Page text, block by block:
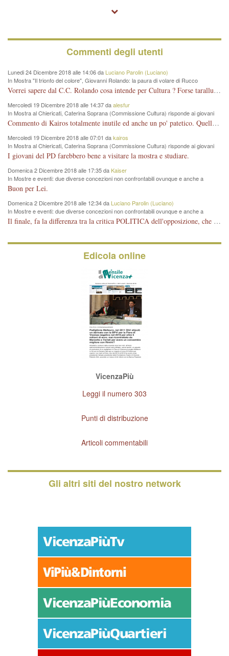
Commenti degli utenti
Lunedi 24 Dicembre 2018 alle 14:06 da Luciano Parolin (Luciano)
In Mostra "Il trionfo del colore", Giovanni Rolando: la paura di volare di Rucco
Vorrei sapere dal C.C. Rolando cosa intende per Cultura ? Forse tarallucci, vino e sagre, o spaghetti tricolori del PD ? Il continuo (s)parlare della mostra a Palazzo Chiericati caro consigliere DANNEGGIA FORTEMENTE l'immagine della città TUTTA e fa deviare i consensi che in RUSSIA (badi bene ex U.R.S.S.) sono ECCELLENTI. A livello artistico l'evento è di alta Valenza culturale, COMPITO di Tutta la Cittadinanza fare il possibile per propagandare l'iniziativa senza farne UN CASO PARTITICO come fa Lei da sempre. Meno Gazebo + Partecipazione! E così sia. Amen.
Mercoledi 19 Dicembre 2018 alle 14:37 daalesfur
In Mostra al Chiericati, Caterina Soprana (Commissione Cultura) risponde ai giovani
del Pd: "realizzata a costo zero per il Comune"
Commento di Kairos totalmente inutile ed anche un po' patetico. Quella che è completamente mancata è stata la promozione internazionale dell'evento effettuata da chi lo sa fare, l'amministrazione in questo è stata totalmente assente relegando al provincialismo una mostra che meritava ben altre platee ed i risultati sono sotto gli occhi di tutti. Su questo bisogna parlare, il fatto di averla organizzata al Chiericati certo non ha aiutato ma è un aspetto secondario rispetto a quello della promozione. In città con le mostre organizzate da Goldin - che certo ha fatto principalmente i suoi interessi, ma ne ha comunque beneficiato la città in immagine e commercio per il centro - arrivavano giornalmente pullman carichi di turisti. Dove sono i turisti ora?
Mercoledi 19 Dicembre 2018 alle 07:01 dakairos
In Mostra al Chiericati, Caterina Soprana (Commissione Cultura) risponde ai giovani
del Pd: "realizzata a costo zero per il Comune"
I giovani del PD farebbero bene a visitare la mostra e studiare.
Domenica 2 Dicembre 2018 alle 17:35 daKaiser
In Mostre e eventi: due diverse concezioni non confrontabili ovunque e anche a
Vicenza
Buon per Lei.
Domenica 2 Dicembre 2018 alle 12:34 da Luciano Parolin (Luciano)
In Mostre e eventi: due diverse concezioni non confrontabili ovunque e anche a
Vicenza
Il finale, fa la differenza tra la critica POLITICA dell'opposizione, che ha perso le elezioni ed è minoranza e non trova altri argomenti per politicizzare sul sito qua o là ? La critica d'arte invece è un'altra cosa che lascio agli altri. Per ora mi basta la lezione magistrale del prof. Giulianati.
Edicola online
VicenzaPiù
Leggi il numero 303
Punti di distribuzione
Articoli commentabili
Gli altri siti del nostro network